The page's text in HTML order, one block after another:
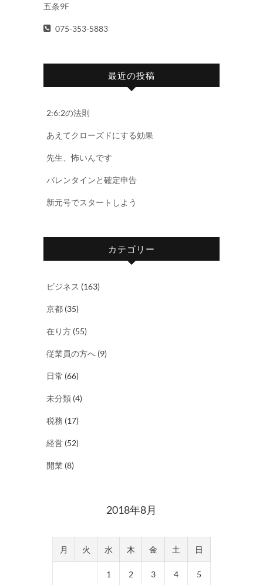
五条9F
075-353-5883
最近の投稿
2:6:2の法則
あえてクローズドにする効果
先生、怖いんです
バレンタインと確定申告
新元号でスタートしよう
カテゴリー
ビジネス (163)
京都 (35)
在り方 (55)
従業員の方へ (9)
日常 (66)
未分類 (4)
税務 (17)
経営 (52)
開業 (8)
2018年8月
月 火 水 木 金 土 日
1 2 3 4 5